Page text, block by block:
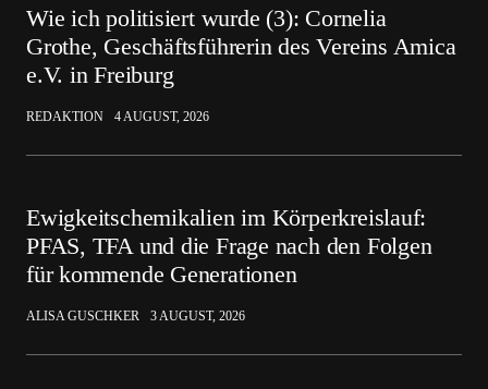
Wie ich politisiert wurde (3): Cornelia
Grothe, Geschäftsführerin des Vereins Amica
e.V. in Freiburg
REDAKTION 4 AUGUST, 2026
Ewigkeitschemikalien im Körperkreislauf:
PFAS, TFA und die Frage nach den Folgen
für kommende Generationen
ALISA GUSCHKER 3 AUGUST, 2026